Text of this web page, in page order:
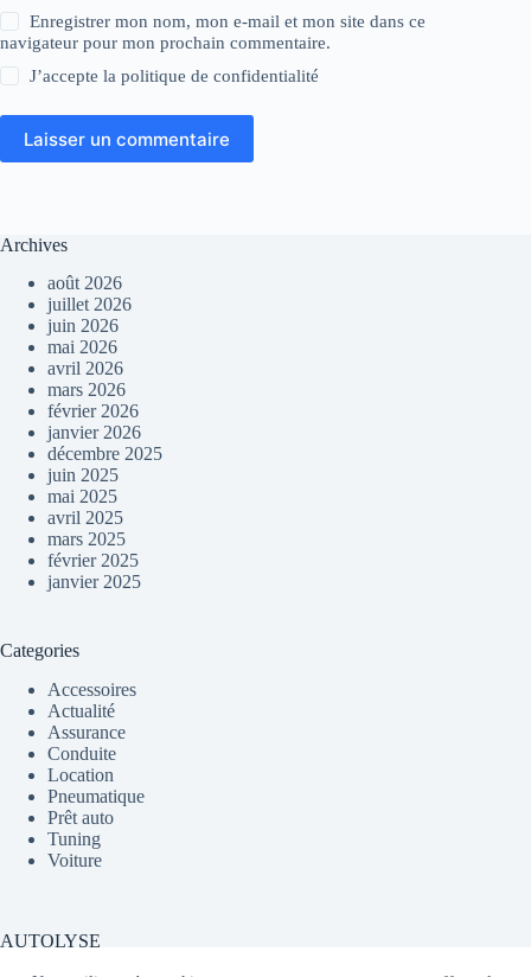
Enregistrer mon nom, mon e-mail et mon site dans ce
navigateur pour mon prochain commentaire.
J’accepte lapolitique de confidentialité
Laisser un commentaire
Archives
août 2026
juillet 2026
juin 2026
mai 2026
avril 2026
mars 2026
février 2026
janvier 2026
décembre 2025
juin 2025
mai 2025
avril 2025
mars 2025
février 2025
janvier 2025
Categories
Accessoires
Actualité
Assurance
Conduite
Location
Pneumatique
Prêt auto
Tuning
Voiture
AUTOLYSE